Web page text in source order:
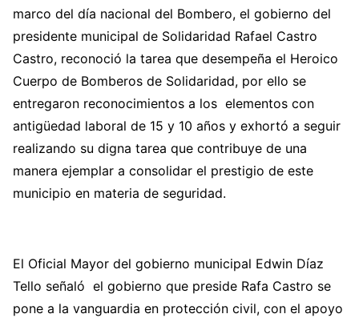
marco del día nacional del Bombero, el gobierno del
presidente municipal de Solidaridad Rafael Castro
Castro, reconoció la tarea que desempeña el Heroico
Cuerpo de Bomberos de Solidaridad, por ello se
entregaron reconocimientos a los elementos con
antigüedad laboral de 15 y 10 años y exhortó a seguir
realizando su digna tarea que contribuye de una
manera ejemplar a consolidar el prestigio de este
municipio en materia de seguridad.
El Oficial Mayor del gobierno municipal Edwin Díaz
Tello señaló el gobierno que preside Rafa Castro se
pone a la vanguardia en protección civil, con el apoyo